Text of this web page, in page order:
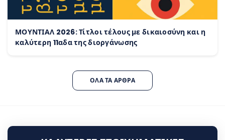
ΜΟΥΝΤΙΑΛ 2026: Τίτλοι τέλους με δικαιοσύνη και η
καλύτερη 11αδα της διοργάνωσης
ΌΛΑ ΤΑ ΆΡΘΡΑ